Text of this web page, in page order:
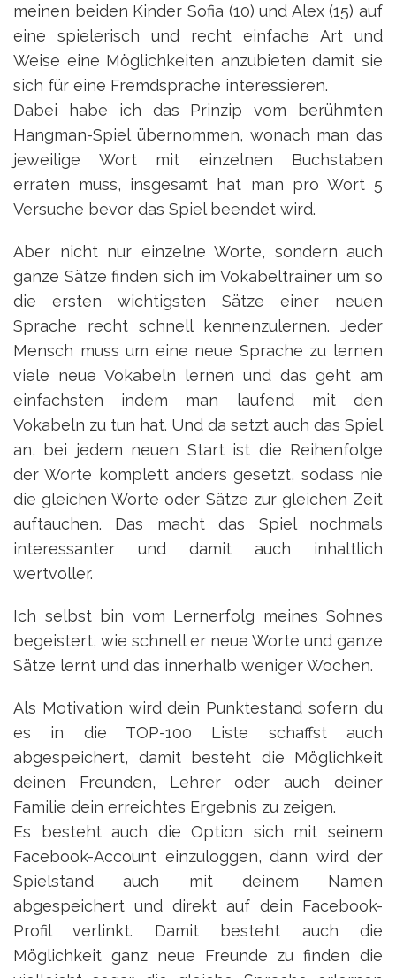
meinen beiden Kinder Sofia (10) und Alex (15) auf
eine spielerisch und recht einfache Art und
Weise eine Möglichkeiten anzubieten damit sie
sich für eine Fremdsprache interessieren.
Dabei habe ich das Prinzip vom berühmten
Hangman-Spiel übernommen, wonach man das
jeweilige Wort mit einzelnen Buchstaben
erraten muss, insgesamt hat man pro Wort 5
Versuche bevor das Spiel beendet wird.
Aber nicht nur einzelne Worte, sondern auch
ganze Sätze finden sich im Vokabeltrainer um so
die ersten wichtigsten Sätze einer neuen
Sprache recht schnell kennenzulernen. Jeder
Mensch muss um eine neue Sprache zu lernen
viele neue Vokabeln lernen und das geht am
einfachsten indem man laufend mit den
Vokabeln zu tun hat. Und da setzt auch das Spiel
an, bei jedem neuen Start ist die Reihenfolge
der Worte komplett anders gesetzt, sodass nie
die gleichen Worte oder Sätze zur gleichen Zeit
auftauchen. Das macht das Spiel nochmals
interessanter und damit auch inhaltlich
wertvoller.
Ich selbst bin vom Lernerfolg meines Sohnes
begeistert, wie schnell er neue Worte und ganze
Sätze lernt und das innerhalb weniger Wochen.
Als Motivation wird dein Punktestand sofern du
es in die TOP-100 Liste schaffst auch
abgespeichert, damit besteht die Möglichkeit
deinen Freunden, Lehrer oder auch deiner
Familie dein erreichtes Ergebnis zu zeigen.
Es besteht auch die Option sich mit seinem
Facebook-Account einzuloggen, dann wird der
Spielstand auch mit deinem Namen
abgespeichert und direkt auf dein Facebook-
Profil verlinkt. Damit besteht auch die
Möglichkeit ganz neue Freunde zu finden die